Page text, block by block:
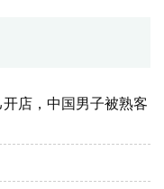
店，中国男子被熟客